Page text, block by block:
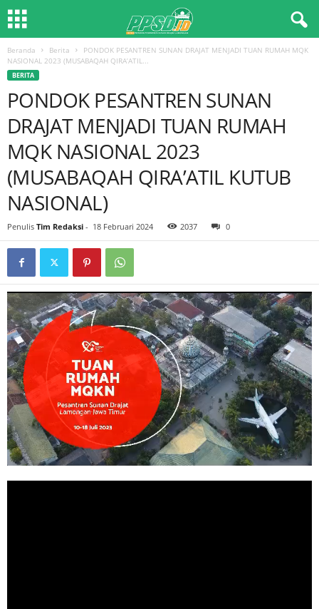
Beranda Berita
PONDOK PESANTREN SUNAN DRAJAT MENJADI TUAN RUMAH MQK
NASIONAL 2023 (MUSABAQAH QIRA’ATIL...
BERITA
PONDOK PESANTREN SUNAN
DRAJAT MENJADI TUAN RUMAH
MQK NASIONAL 2023
(MUSABAQAH QIRA’ATIL KUTUB
NASIONAL)
Penulis Tim Redaksi - 18 Februari 2024 2037 0